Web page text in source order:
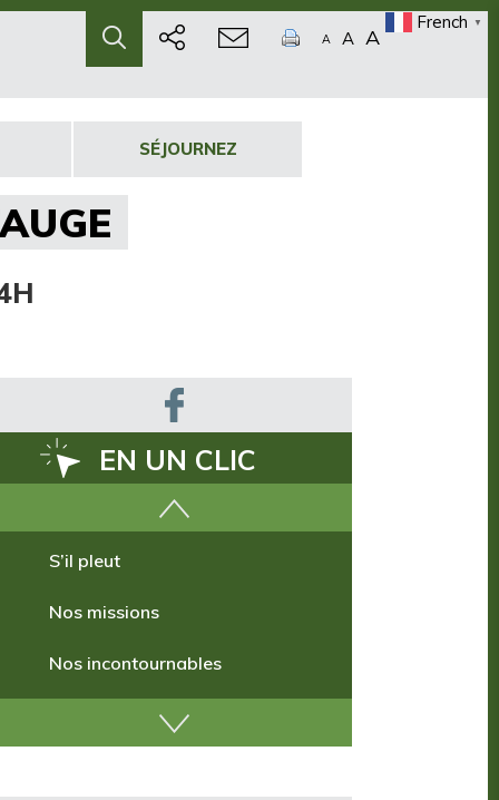
A A A
French ▼
SÉJOURNEZ
EN UN CLIC
Comment venir ?
S’il pleut
Nos missions
Nos incontournables